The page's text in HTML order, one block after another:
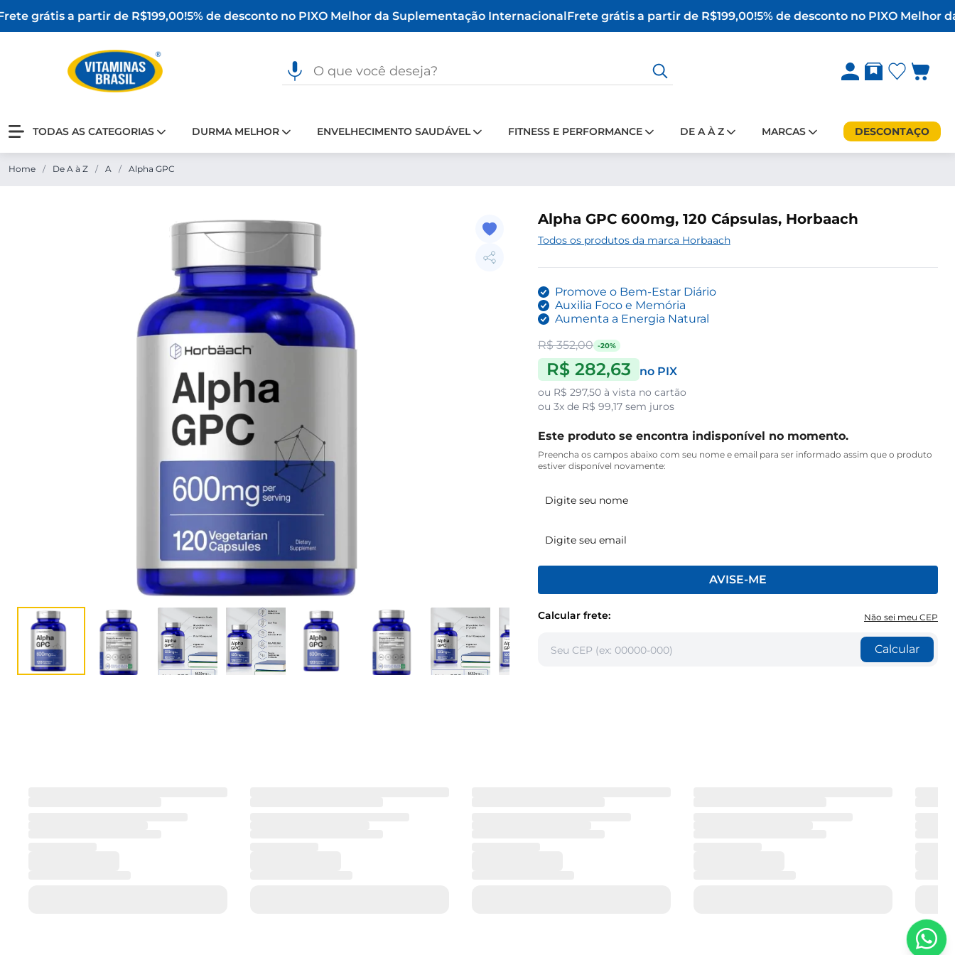
grátis a partir de R$199,00!5% de desconto no PIXO Melhor da Suplementação InternacionalFrete grátis a partir de R$199,00!5% de desconto no PIXO Melhor
TODAS AS CATEGORIAS DURMA MELHOR ENVELHECIMENTO SAUDÁVEL FITNESS E PERFORMANCE DE A À Z MARCAS DESCONTAÇO
Home / De A à Z / A / Alpha GPC
Alpha GPC 600mg, 120 Cápsulas, Horbaach
Todos os produtos da marca Horbaach
Promove o Bem-Estar Diário
Auxilia Foco e Memória
Aumenta a Energia Natural
R$ 352,00 -20%
R$ 282,63 no PIX
ou R$ 297,50à vista no cartão
ou 3x de R$ 99,17sem juros
Este produto se encontra indisponível no momento.
Preencha os campos abaixo com seu nome e email para ser informado assim que o produto
estiver disponível novamente:
AVISE-ME
Calcular frete: Não sei meu CEP
Calcular